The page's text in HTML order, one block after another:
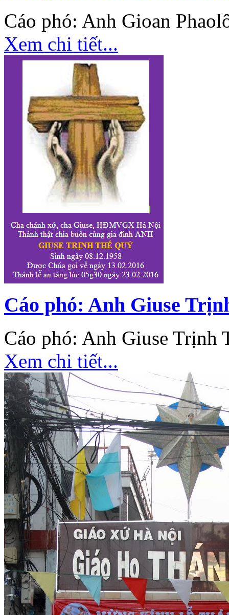
Cáo phó: Anh Gioan
Xem chi tiết...
Cáo phó: Anh Giuse
Cáo phó: Anh Giuse Trịnh
Xem chi tiết...